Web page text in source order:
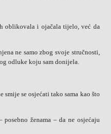
oblikovala i ojačala tijelo, već da
ne samo zbog svoje stručnosti,
odluke koju sam donijela.
smije se osjećati tako sama kao što
ženama – da ne osjećaju